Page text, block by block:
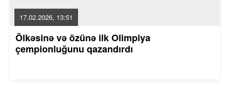
17.02.2026, 13:51
Ölkəsinə və özünə ilk Olimpiya
çempionluğunu qazandırdı